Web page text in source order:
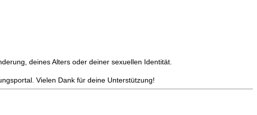
deines Alters oder deiner sexuellen Identität.
Vielen Dank für deine Unterstützung!